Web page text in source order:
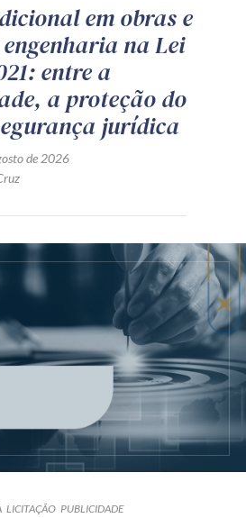
em obras e
na Lei
entre a
a proteção do
jurídica
de 2026
LICITAÇÃO PUBLICIDADE